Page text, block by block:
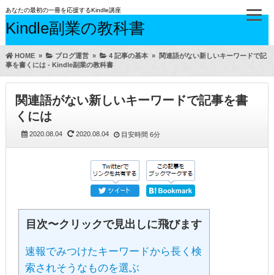
あなたの最初の一冊を応援するKindle講座
Kindle副業の教科書
HOME» ブログ運営» 4 記事の基本» 関連語がない新しいキーワードで記
事を書くには - Kindle副業の教科書
関連語がない新しいキーワードで記事を書
くには
2020.08.04 2020.08.04 目安時間 6分
目次〜クリックで見出しに飛びます
速報でみつけたキーワードから長く検
索されそうなものを選ぶ